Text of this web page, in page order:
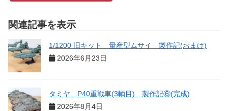
関連記事を表示
1/1200 旧キット 量産型ムサイ 製作記(おまけ)
2026年6月23日
タミヤ P40重戦車(3輌目) 製作記⑥(完成)
2026年8月4日